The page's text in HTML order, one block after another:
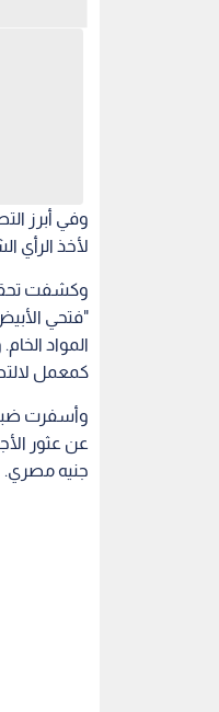
لأخذ الرأي
وكشفت
"فتحي
المواد
كمعمل
جنيه مصري.